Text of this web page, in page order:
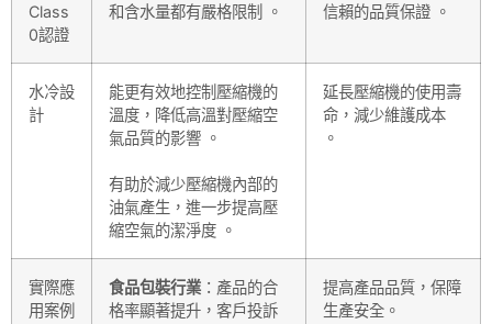
Class
0認證
和含水量都有嚴格限制 。
信賴的品質保證 。
水冷設
計
能更有效地控制壓縮機的
溫度，降低高溫對壓縮空
氣品質的影響 。
有助於減少壓縮機內部的
油氣產生，進一步提高壓
縮空氣的潔淨度 。
延長壓縮機的使用壽
命，減少維護成本
。
實際應
用案例
食品包裝行業 ：產品的合
格率顯著提升，客戶投訴
提高產品品質，保障
生產安全。